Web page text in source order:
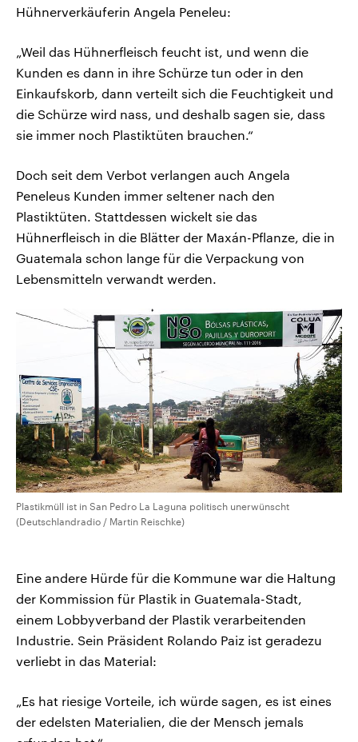
Hühnerverkäuferin Angela Peneleu:
„Weil das Hühnerfleisch feucht ist, und wenn die
Kunden es dann in ihre Schürze tun oder in den
Einkaufskorb, dann verteilt sich die Feuchtigkeit und
die Schürze wird nass, und deshalb sagen sie, dass
sie immer noch Plastiktüten brauchen.“
Doch seit dem Verbot verlangen auch Angela
Peneleus Kunden immer seltener nach den
Plastiktüten. Stattdessen wickelt sie das
Hühnerfleisch in die Blätter der Maxán-Pflanze, die in
Guatemala schon lange für die Verpackung von
Lebensmitteln verwandt werden.
Plastikmüll ist in San Pedro La Laguna politisch unerwünscht
(Deutschlandradio / Martin Reischke)
Eine andere Hürde für die Kommune war die Haltung
der Kommission für Plastik in Guatemala-Stadt,
einem Lobbyverband der Plastik verarbeitenden
Industrie. Sein Präsident Rolando Paiz ist geradezu
verliebt in das Material:
„Es hat riesige Vorteile, ich würde sagen, es ist eines
der edelsten Materialien, die der Mensch jemals